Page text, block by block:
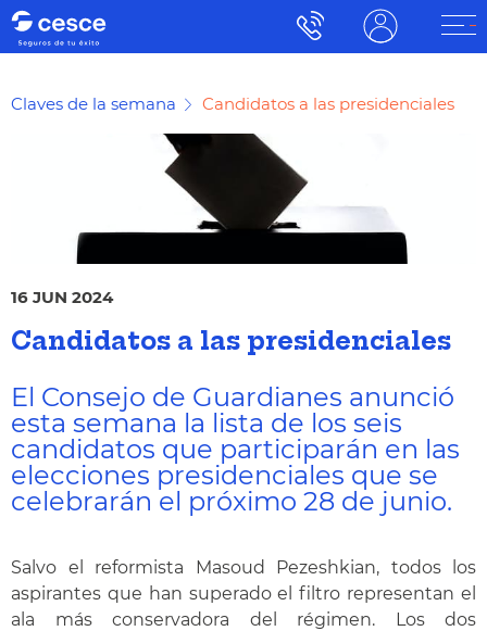
Claves de la semana Candidatos a las presidenciales
16 JUN 2024
Candidatos a las presidenciales
El Consejo de Guardianes anunció
esta semana la lista de los seis
candidatos que participarán en las
elecciones presidenciales que se
celebrarán el próximo 28 de junio.
Salvo el reformista Masoud Pezeshkian, todos los
aspirantes que han superado el filtro representan el
ala más conservadora del régimen. Los dos